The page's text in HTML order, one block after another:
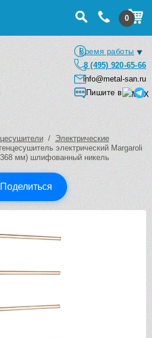
0
Время работы
8 (495) 920-65-66
info@metal-san.ru
Пишите в
/ Электрические
электрический Margaroli
мм) шлифованный никель
Поделиться